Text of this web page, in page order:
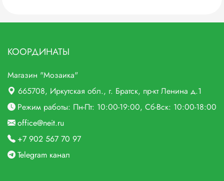
КООРДИНАТЫ
Магазин "Мозаика"
665708, Иркутская обл., г. Братск, пр-кт Ленина д.1
Режим работы: Пн-Пт: 10:00-19:00, Сб-Вск: 10:00-18:00
office@neit.ru
+7 902 567 70 97
Telegram канал